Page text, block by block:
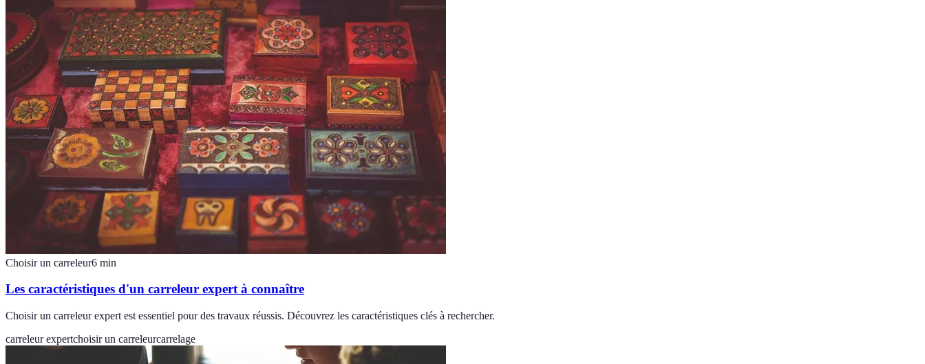
Choisir un carreleur6 min
Les caractéristiques d'un carreleur expert à connaître
Choisir un carreleur expert est essentiel pour des travaux réussis. Découvrez les caractéristiques clés à rechercher.
carreleur expertchoisir un carreleurcarrelage